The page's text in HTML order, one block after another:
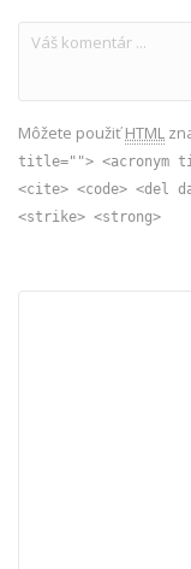
Môžete použiťHTML
title=""> <acronym
<cite> <code> <del
<strike> <strong>